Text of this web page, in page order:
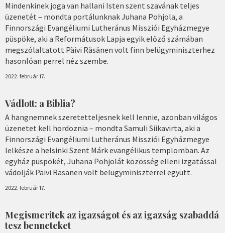
Mindenkinek joga van hallani Isten szent szavának teljes
üzenetét – mondta portálunknak Juhana Pohjola, a
Finnországi Evangéliumi Lutheránus Missziói Egyházmegye
püspöke, aki a Reformátusok Lapja egyik előző számában
megszólaltatott Päivi Räsänen volt finn belügyminiszterhez
hasonlóan perrel néz szembe.
2022. február 17.
Vádlott: a Biblia?
A hangnemnek szeretetteljesnek kell lennie, azonban világos
üzenetet kell hordoznia – mondta Samuli Siikavirta, aki a
Finnországi Evangéliumi Lutheránus Missziói Egyházmegye
lelkésze a helsinki Szent Márk evangélikus templomban. Az
egyház püspökét, Juhana Pohjolát közösség elleni izgatással
vádolják Päivi Räsänen volt belügyminiszterrel együtt.
2022. február 17.
Megismeritek az igazságot és az igazság szabaddá
tesz benneteket